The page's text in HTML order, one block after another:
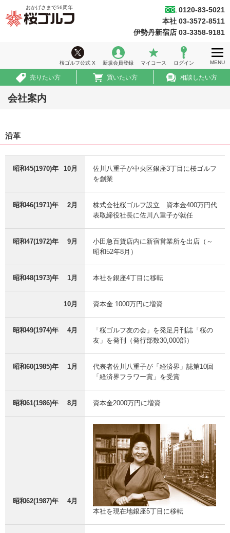
ホーム
ウィークリー情報
ゴルフ会員権情報
法人のお客様
おかげさまで56 周年
桜ゴルフ公式 X 新規会員登録 マイコース ログイン MENU
0120-83-5021
本社 03-3572-8511
伊勢丹新宿店 03-3358-9181
売りたい方 買いたい方 相談したい方
会社案内
沿革
昭和45(1970)年 10月
佐川八重子が中央区銀座3丁目に桜ゴルフ
を創業
昭和46(1971)年 2月
株式会社桜ゴルフ設立 資本金400万円代
表取締役社長に佐川八重子が就任
昭和47(1972)年 9月
小田急百貨店内に新宿営業所を出店（～
昭和52年8月）
昭和48(1973)年 1月 本社を銀座4丁目に移転
10月 資本金 1000万円に増資
昭和49(1974)年 4月
「桜ゴルフ友の会」を発足月刊誌「桜の
友」を発刊（発行部数30,000部）
昭和60(1985)年 1月
代表者佐川八重子が「経済界」誌第10回
「経済界フラワー賞」を受賞
昭和61(1986)年 8月 資本金2000万円に増資
昭和62(1987)年
4月
本社を現在地銀座5丁目に移転